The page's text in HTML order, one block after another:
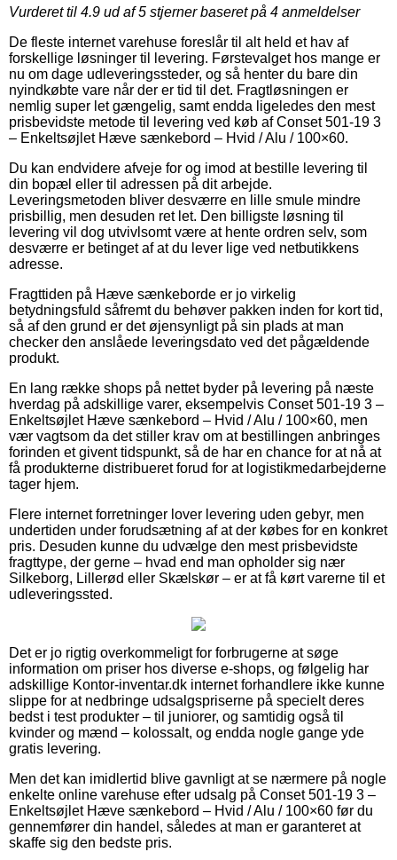
Vurderet til 4.9 ud af 5 stjerner baseret på 4 anmeldelser
De fleste internet varehuse foreslår til alt held et hav af
forskellige løsninger til levering. Førstevalget hos mange er
nu om dage udleveringssteder, og så henter du bare din
nyindkøbte vare når der er tid til det. Fragtløsningen er
nemlig super let gængelig, samt endda ligeledes den mest
prisbevidste metode til levering ved køb af Conset 501-19 3
– Enkeltsøjlet Hæve sænkebord – Hvid / Alu / 100×60.
Du kan endvidere afveje for og imod at bestille levering til
din bopæl eller til adressen på dit arbejde.
Leveringsmetoden bliver desværre en lille smule mindre
prisbillig, men desuden ret let. Den billigste løsning til
levering vil dog utvivlsomt være at hente ordren selv, som
desværre er betinget af at du lever lige ved netbutikkens
adresse.
Fragttiden på Hæve sænkeborde er jo virkelig
betydningsfuld såfremt du behøver pakken inden for kort tid,
så af den grund er det øjensynligt på sin plads at man
checker den anslåede leveringsdato ved det pågældende
produkt.
En lang række shops på nettet byder på levering på næste
hverdag på adskillige varer, eksempelvis Conset 501-19 3 –
Enkeltsøjlet Hæve sænkebord – Hvid / Alu / 100×60, men
vær vagtsom da det stiller krav om at bestillingen anbringes
forinden et givent tidspunkt, så de har en chance for at nå at
få produkterne distribueret forud for at logistikmedarbejderne
tager hjem.
Flere internet forretninger lover levering uden gebyr, men
undertiden under forudsætning af at der købes for en konkret
pris. Desuden kunne du udvælge den mest prisbevidste
fragttype, der gerne – hvad end man opholder sig nær
Silkeborg, Lillerød eller Skælskør – er at få kørt varerne til et
udleveringssted.
Det er jo rigtig overkommeligt for forbrugerne at søge
information om priser hos diverse e-shops, og følgelig har
adskillige Kontor-inventar.dk internet forhandlere ikke kunne
slippe for at nedbringe udsalgspriserne på specielt deres
bedst i test produkter – til juniorer, og samtidig også til
kvinder og mænd – kolossalt, og endda nogle gange yde
gratis levering.
Men det kan imidlertid blive gavnligt at se nærmere på nogle
enkelte online varehuse efter udsalg på Conset 501-19 3 –
Enkeltsøjlet Hæve sænkebord – Hvid / Alu / 100×60 før du
gennemfører din handel, således at man er garanteret at
skaffe sig den bedste pris.